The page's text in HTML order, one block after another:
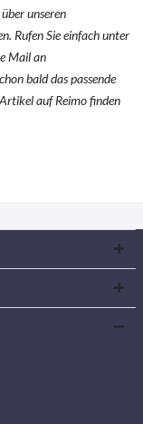
unseren
Rufen Sie einfach unter
Mail an
bald das passende
auf Reimo finden